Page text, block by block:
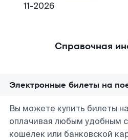
11-2026
Справочная
Электронные билеты на
Вы можете купить билеты
оплачивая любым удобным
кошелек или банковской